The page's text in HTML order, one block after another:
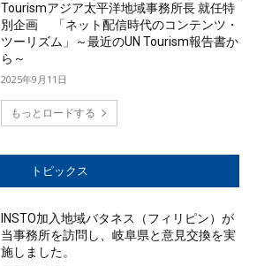
Tourismアジア太平洋地域事務所長 就任特
別企画 「ネット配信時代のコンテンツ・
ツーリズム」～最近のUN Tourism報告書か
ら～
2025年9月11日
もっとロードする
トピックス
INSTO加入地域バタネス（フィリピン）が
当事務所を訪問し、岐阜県と意見交換を実
施しました。